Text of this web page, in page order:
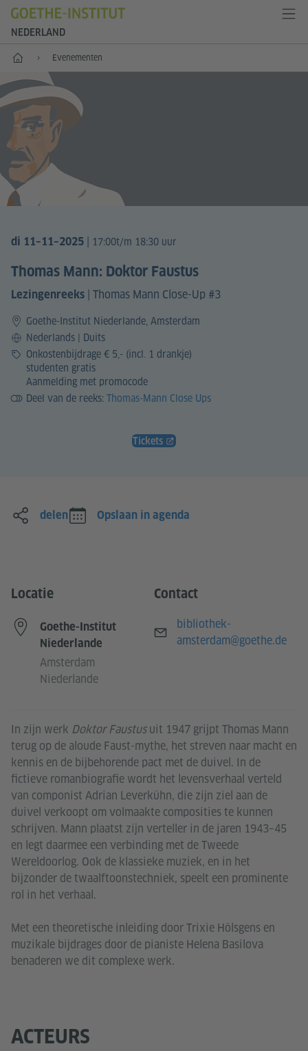
NEDERLAND
Goethe-Institut Niederlande
Evenementen
di 11–11–2025 17:00t/m 18:30 uur
Thomas Mann: Doktor Faustus
Lezingenreeks | Thomas Mann Close-Up #3
Goethe-Institut Niederlande, Amsterdam
Taal Nederlands | Duits
PrijsOnkostenbijdrage € 5,- (incl. 1 drankje)
studenten gratis
Aanmelding met promocode
Deel van de reeks: Thomas-Mann Close Ups
Tickets
In zijn werk Doktor Faustusuit 1947 grijpt Thomas Mann
terug op de aloude Faust-mythe, het streven naar macht en
kennis en de bijbehorende pact met de duivel. In de
fictieve romanbiografie wordt het levensverhaal verteld
van componist Adrian Leverkühn, die zijn ziel aan de
duivel verkoopt om volmaakte composities te kunnen
schrijven. Mann plaatst zijn verteller in de jaren 1943–45
en legt daarmee een verbinding met de Tweede
Wereldoorlog. Ook de klassieke muziek, en in het
bijzonder de twaalftoonstechniek, speelt een prominente
rol in het verhaal.
Met een theoretische inleiding door Trixie Hölsgens en
muzikale bijdrages door de pianiste Helena Basilova
benaderen we dit complexe werk.
ACTEURS
delen Opslaan in agenda
Locatie
Goethe-Institut
Niederlande
Amsterdam
Niederlande
Contact
E-Mail
bibliothek-
amsterdam@goethe.de